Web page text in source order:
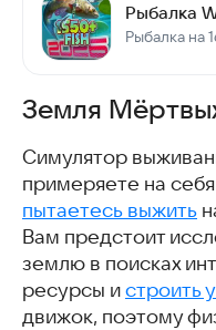
Рыбалка
Земля
Симулятор
примеряете на
пытаетесь выжить
Вам предстоит
землю в поисках
ресурсы и строить
движок, поэтому